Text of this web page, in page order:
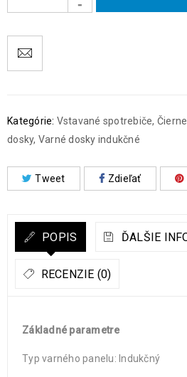
Kategórie: Vstavané spotrebiče,
dosky, Varné dosky indukčné
Tweet Zdieľať
POPIS ĎALŠIE
RECENZIE (0)
Základné parametre
Typ varného panelu: Indukčný